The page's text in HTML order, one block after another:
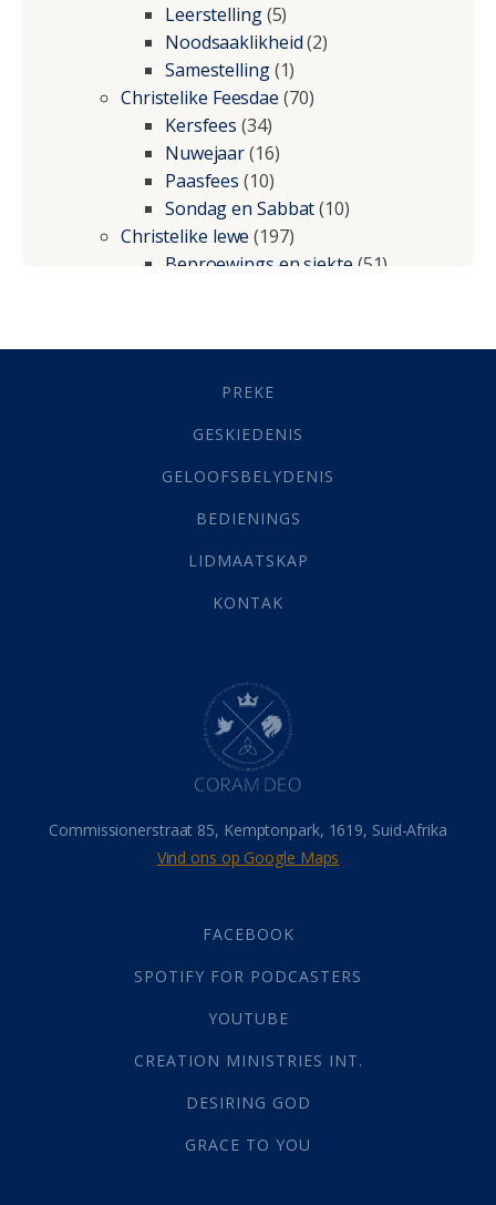
Leerstelling(5)
Noodsaaklikheid(2)
Samestelling(1)
Christelike Feesdae (70)
Kersfees (34)
Nuwejaar(16)
Paasfees (10)
Sondag en Sabbat(10)
Christelike lewe (197)
Beproewings en siekte(51)
Geestelike Groei(10)
(21)
Grys Areas(4)
Lewensdoel(3)
Selfondersoek(1)
Werk(22)
(142)
Hemel (31)
Israel (14)
Millennium(1)
Oordeelsdag(19)
Verheerlikte liggaam
Wederkoms
(27)
Gebed(87)
Die Onse Vader(12)
God(392)
Afgode(23)
Almag(1)
Alomteenwoordig
Alwetendheid (1)
PREKE
GESKIEDENIS
GELOOFSBELYDENIS
BEDIENINGS
LIDMAATSKAP
KONTAK
Commissionerstraat 85, Kemptonpark, 1619, Suid-Afrika
Vind ons op Google Maps
FACEBOOK
SPOTIFY FOR PODCASTERS
YOUTUBE
CREATION MINISTRIES INT.
DESIRING GOD
GRACE TO YOU